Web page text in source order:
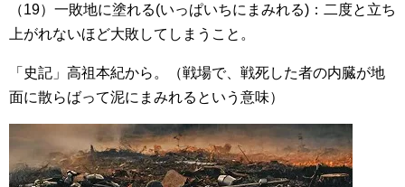
（19）一敗地に塗れる(いっぱいちにまみれる)：二度と立ち
上がれないほど大敗してしまうこと。
「史記」高祖本紀から。（戦場で、戦死した者の内臓が地
面に散らばって泥にまみれるという意味）